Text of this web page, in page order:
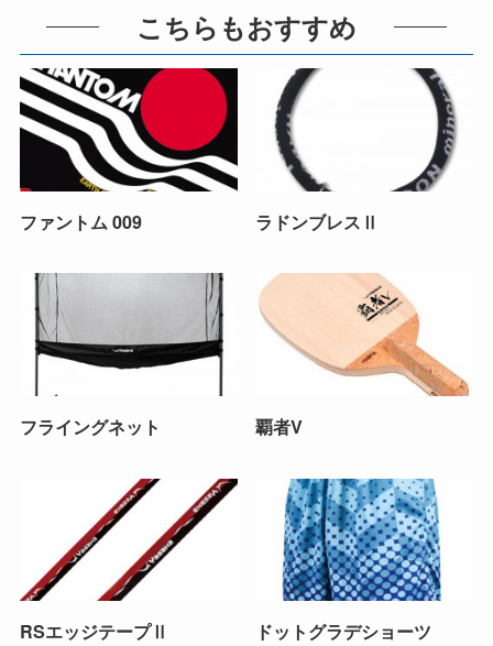
こちらもおすすめ
ファントム 009 ラドンブレスⅡ
フライングネット 覇者V
RSエッジテープⅡ ドットグラデショーツ